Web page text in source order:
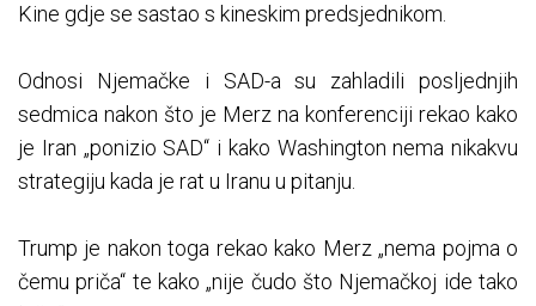
Kine gdje se sastao s kineskim predsjednikom.
Odnosi Njemačke i SAD-a su zahladili posljednjih
sedmica nakon što je Merz na konferenciji rekao kako
je Iran „ponizio SAD“ i kako Washington nema nikakvu
strategiju kada je rat u Iranu u pitanju.
Trump je nakon toga rekao kako Merz „nema pojma o
čemu priča“ te kako „nije čudo što Njemačkoj ide tako